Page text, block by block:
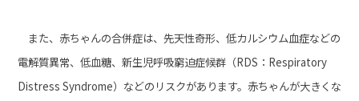
また、赤ちゃんの合併症は、先天性奇形、低カルシウム血症などの
電解質異常、低血糖、新生児呼吸窮迫症候群（RDS：Respiratory
Distress Syndrome）などのリスクがあります。 赤ちゃんが大きくな